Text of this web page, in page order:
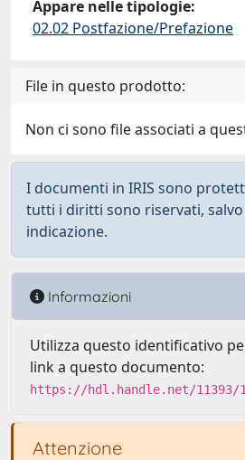
Appare nelle tipologie:
02.02 Postfazione/Prefazione
File in questo prodotto:
Non ci sono file associati a
I documenti in IRIS sono
tutti i diritti sono riservati, salvo
indicazione.
Informazioni
Utilizza questo identificativo
link a questo documento:
https://hdl.handle.net/11393/
Attenzione